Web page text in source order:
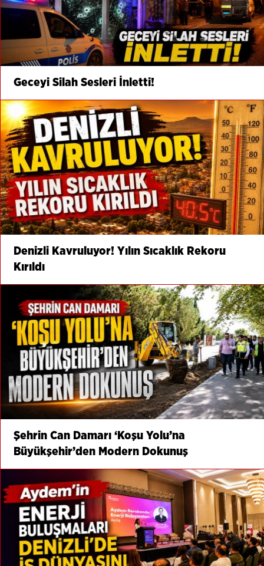
Geceyi Silah Sesleri İnletti!
Denizli Kavruluyor! Yılın Sıcaklık Rekoru
Kırıldı
Şehrin Can Damarı ‘Koşu Yolu’na
Büyükşehir’den Modern Dokunuş